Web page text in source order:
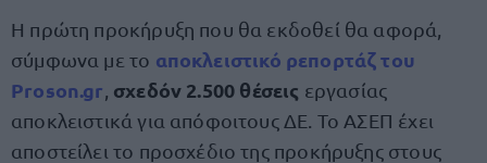
Η πρώτη προκήρυξη που θα εκδοθεί θα αφορά,
σύμφωνα με το αποκλειστικό ρεπορτάζ του
Proson.gr σχεδόν 2.500 θέσεις εργασίας
αποκλειστικά για απόφοιτους ΔΕ. Το ΑΣΕΠ έχει
αποστείλει το προσχέδιο της προκήρυξης στους